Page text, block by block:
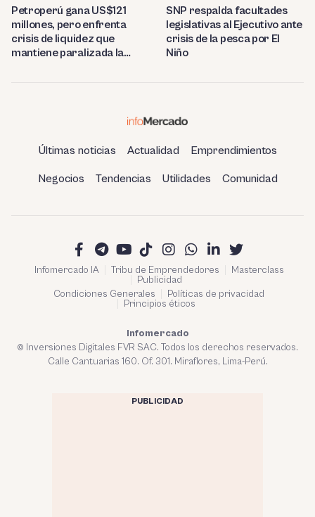
Petroperú gana US$121
millones, pero enfrenta
crisis de liquidez que
mantiene paralizada la
SNP respalda facultades
legislativas al Ejecutivo ante
crisis de la pesca por El
Niño
Últimas noticias Actualidad Emprendimientos
Negocios Tendencias Utilidades Comunidad
Infomercado IA Tribu de Emprendedores
Masterclass
Publicidad
Condiciones Generales
Políticas de privacidad
Principios éticos
Infomercado
© Inversiones Digitales FVR SAC. Todos los derechos reservados.
Calle Cantuarias 160. Of. 301. Miraflores, Lima-Perú.
PUBLICIDAD